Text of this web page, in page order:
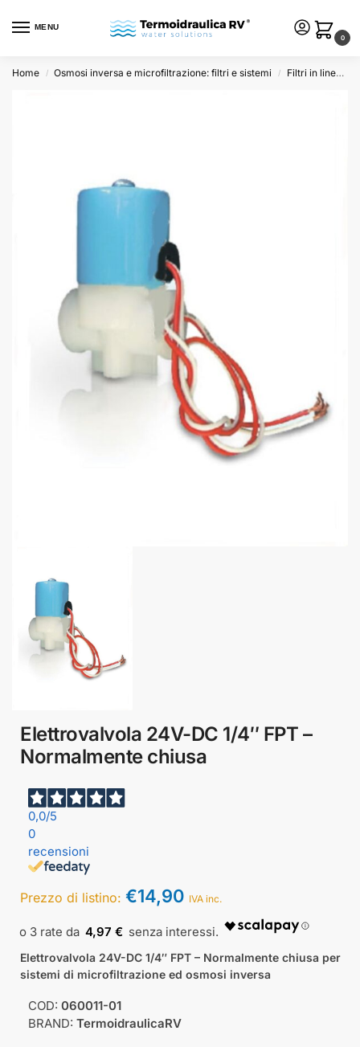
MENU
0
Home / Osmosi inversa e microfiltrazione: filtri e sistemi / Filtri in linea e ricambi
Elettrovalvola 24V-DC 1/4″ FPT –
Normalmente chiusa
0,0/5
0
recensioni
Prezzo di listino: €14,90 IVA inc.
4,97 €
Elettrovalvola 24V-DC 1/4″ FPT – Normalmente chiusa per
sistemi di microfiltrazione ed osmosi inversa
COD: 060011-01
BRAND: TermoidraulicaRV